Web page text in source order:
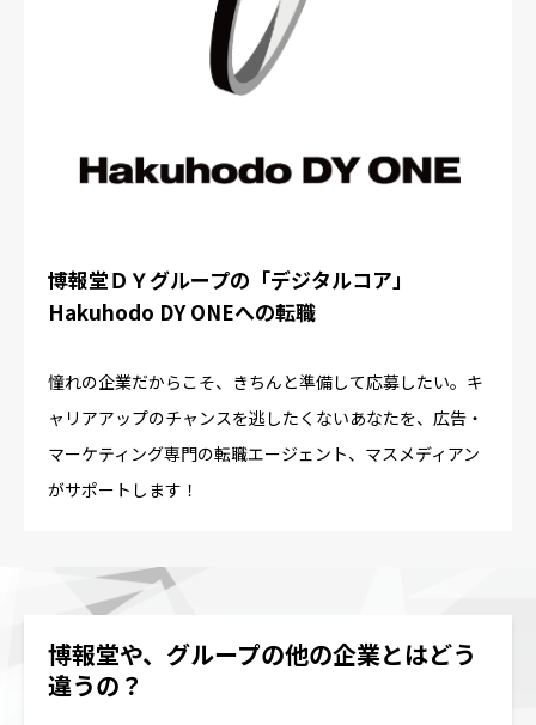
博報堂ＤＹグループの「デジタルコア」
Hakuhodo DY ONEへの転職
憧れの企業だからこそ、きちんと準備して応募したい。キ
ャリアアップのチャンスを逃したくないあなたを、広告・
マーケティング専門の転職エージェント、マスメディアン
がサポートします！
博報堂や、グループの他の企業とはどう
違うの？